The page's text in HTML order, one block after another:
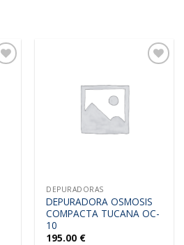
DEPURADORAS
DEPURADORA OSMOSIS
COMPACTA TUCANA OC-
10
195.00 €